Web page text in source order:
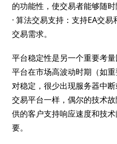
的功能性，使交易者能够随时
· 算法交易支持：支持EA交
交易需求。
平台稳定性是另一个重要考
平台在市场高波动时期（如
对稳定，很少出现服务器中
交易平台一样，偶尔的技术
供的客户支持响应速度和技
要。